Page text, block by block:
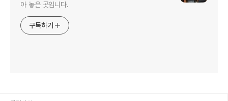
아 놓은 곳입니다.
구독하기